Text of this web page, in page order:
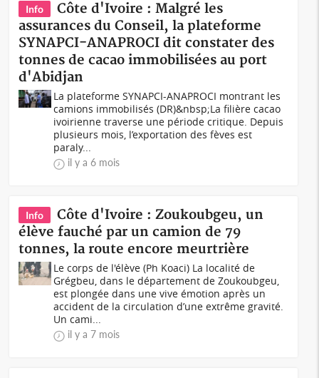
Info
Côte d'Ivoire : Malgré les
assurances du Conseil, la plateforme
SYNAPCI-ANAPROCI dit constater des
tonnes de cacao immobilisées au port
d'Abidjan
La plateforme SYNAPCI-ANAPROCI montrant les
camions immobilisés (DR)&nbsp;La filière cacao
ivoirienne traverse une période critique. Depuis
plusieurs mois, l’exportation des fèves est
paraly...
il y a 6 mois
Info
Côte d'Ivoire : Zoukoubgeu, un
élève fauché par un camion de 79
tonnes, la route encore meurtrière
Le corps de l'élève (Ph Koaci) La localité de
Grégbeu, dans le département de Zoukoubgeu,
est plongée dans une vive émotion après un
accident de la circulation d’une extrême gravité.
Un cami...
il y a 7 mois